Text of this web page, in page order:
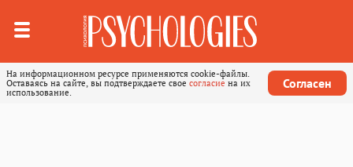
На информационном ресурсе применяются cookie-файлы.
Оставаясь на сайте, вы подтверждаете свое согласие на их
использование.
Согласен